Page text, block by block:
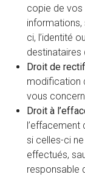
copie de vos
informations,
ci, l’identité
destinataires
Droit de
modification
vous
Droit à
l’effacement
si celles-ci
effectués,
responsable